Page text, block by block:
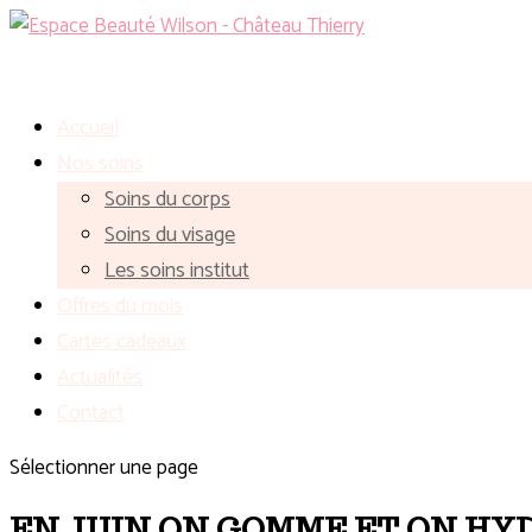
Soins du corps
Soins du visage
Les soins institut
Sélectionner une page